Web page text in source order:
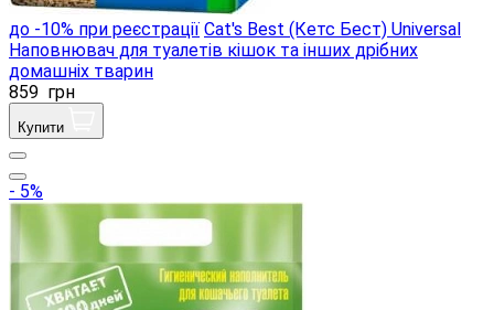
до -10% при реєстрації Cat's Best (Кетс Бест) Universal
Наповнювач для туалетів кішок та інших дрібних
домашніх тварин
859 грн
Купити
- 5%